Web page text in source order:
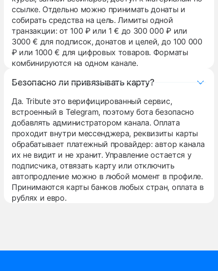
ссылке. Отдельно можно принимать донаты и
собирать средства на цель. Лимиты одной
транзакции: от 100 ₽ или 1 € до 300 000 ₽ или
3000 € для подписок, донатов и целей, до 100 000
₽ или 1000 € для цифровых товаров. Форматы
комбинируются на одном канале.
Безопасно ли привязывать карту?
Да. Tribute это верифицированный сервис,
встроенный в Telegram, поэтому бота безопасно
добавлять администратором канала. Оплата
проходит внутри мессенджера, реквизиты карты
обрабатывает платежный провайдер: автор канала
их не видит и не хранит. Управление остается у
подписчика, отвязать карту или отключить
автопродление можно в любой момент в профиле.
Принимаются карты банков любых стран, оплата в
рублях и евро.